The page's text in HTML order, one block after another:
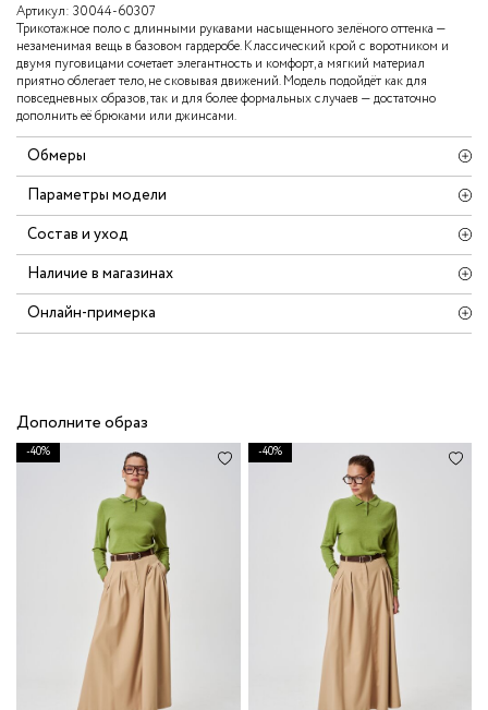
Артикул: 30044-60307
Трикотажное поло с длинными рукавами насыщенного зелёного оттенка —
незаменимая вещь в базовом гардеробе. Классический крой с воротником и
двумя пуговицами сочетает элегантность и комфорт, а мягкий материал
приятно облегает тело, не сковывая движений. Модель подойдёт как для
повседневных образов, так и для более формальных случаев — достаточно
дополнить её брюками или джинсами.
Обмеры
Параметры модели
Состав и уход
Наличие в магазинах
Онлайн-примерка
Дополните образ
-40% -40%